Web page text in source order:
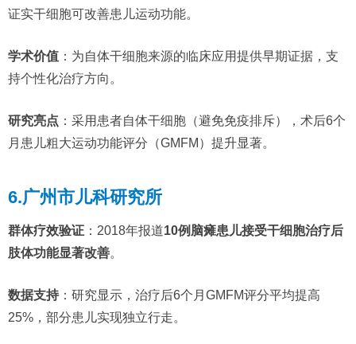
证实干细胞可改善患儿运动功能。
学术价值 ：为自体干细胞来源的临床应用提供早期证据，支
持个性化治疗方向。
研究亮点 ：采用患者自体干细胞（避免免疫排斥），术后6个
月患儿粗大运动功能评分（GMFM）提升显著。
6.广州市儿科研究所
群体疗效验证 ：2018年报道10例脑瘫患儿接受干细胞治疗后
肢体功能显著改善。
数据支持 ：研究显示，治疗后6个月GMFM评分平均提高
25%，部分患儿实现独立行走。